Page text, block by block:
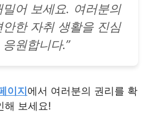
어 보세요. 여러분의
한 자취 생활을 진심
응원합니다.”
이지에서 여러분의 권리를 확
해 보세요!